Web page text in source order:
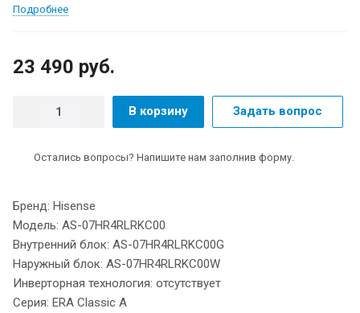
Подробнее
23 490 руб.
В корзину Задать вопрос
Остались вопросы? Напишите нам заполнив форму.
Бренд: Hisense
Модель: AS-07HR4RLRKC00
Внутренний блок: AS-07HR4RLRKC00G
Наружный блок: AS-07HR4RLRKC00W
Инверторная технология: отсутствует
Серия: ERA Classic A